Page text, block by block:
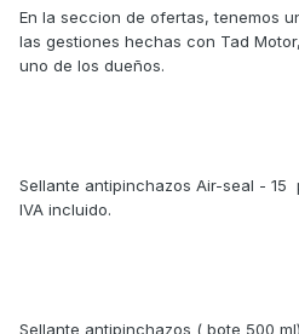
En la seccion de ofertas, tenemos
las gestiones hechas con Tad
uno de los dueños.
Sellante antipinchazos Air-seal - 15
IVA incluido.
Sellante antipinchazos ( bote 500